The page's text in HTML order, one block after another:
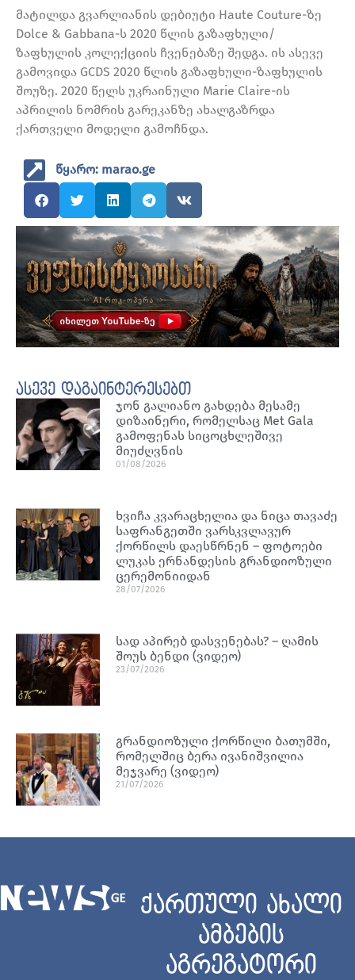
მატილდა გვარლიანის დებიუტი Haute Couture-ზე
Dolce & Gabbana-ს 2020 წლის გაზაფხული/
ზაფხულის კოლექციის ჩვენებაზე შედგა. ის ასევე
გამოვიდა GCDS 2020 წლის გაზაფხული-ზაფხულის
შოუზე. 2020 წელს უკრაინული Marie Claire-ის
აპრილის ნომრის გარეკანზე ახალგაზრდა
ქართველი მოდელი გამოჩნდა.
წყარო: marao.ge
ასევე დაგაინტერესებთ
ჯონ გალიანო გახდება მესამე
დიზაინერი, რომელსაც Met Gala
გამოფენას სიცოცხლეშივე
მიუძღვნის
01/08/2026
ხვიჩა კვარაცხელია და ნიცა თავაძე
საფრანგეთში ვარსკვლავურ
ქორწილს დაესწრნენ – ფოტოები
ლუკას ერნანდესის გრანდიოზული
ცერემონიიდან
28/07/2026
სად აპირებ დასვენებას? – ღამის
შოუს ბენდი (ვიდეო)
23/07/2026
გრანდიოზული ქორწილი ბათუმში,
რომელშიც ბერა ივანიშვილია
მეჯვარე (ვიდეო)
21/07/2026
ქართული ახალი
ამბების
აგრეგატორი